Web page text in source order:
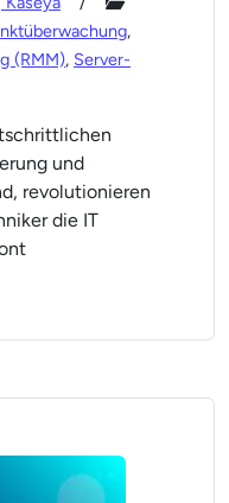
,
(RMM), Server-
und
revolutionieren
die IT